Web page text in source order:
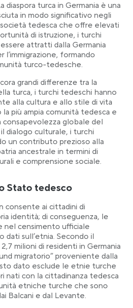
diaspora turca in Germania è una
in modo significativo negli
tedesca che offre elevati
di istruzione, i turchi
attratti dalla Germania
l’immigrazione, formando
turco-tedesche.
grandi differenze tra la
turca, i turchi tedeschi hanno
alla cultura e allo stile di vita
più ampia comunità tedesca e
globale del
dialogo culturale, i turchi
un contributo prezioso alla
ancestrale in termini di
e comprensione sociale.
Stato tedesco
consente ai cittadini di
identità; di conseguenza, le
censimento ufficiale
dati sull’etnia. Secondo il
milioni di residenti in Germania
migratorio” proveniente dalla
new tab
dato esclude le etnie turche
nati con la cittadinanza tedesca
etniche turche che sono
Balcani e dal Levante.